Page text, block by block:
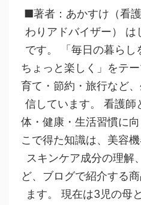
■著者：あかすけ（看
わりアドバイザー） は
です。 「毎日の暮らし
ちょっと楽しく」をテ
育て・節約・旅行など
信しています。 看護師
体・健康・生活習慣に
こで得た知識は、美容
スキンケア成分の理解
ど、ブログで紹介する
ます。 現在は3児の母